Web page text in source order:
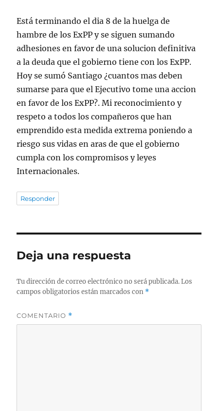
Está terminando el dia 8 de la huelga de
hambre de los ExPP y se siguen sumando
adhesiones en favor de una solucion definitiva
a la deuda que el gobierno tiene con los ExPP.
Hoy se sumó Santiago ¿cuantos mas deben
sumarse para que el Ejecutivo tome una accion
en favor de los ExPP?. Mi reconocimiento y
respeto a todos los compañeros que han
emprendido esta medida extrema poniendo a
riesgo sus vidas en aras de que el gobierno
cumpla con los compromisos y leyes
Internacionales.
Responder
Deja una respuesta
Tu dirección de correo electrónico no será publicada. Los
campos obligatorios están marcados con *
COMENTARIO *